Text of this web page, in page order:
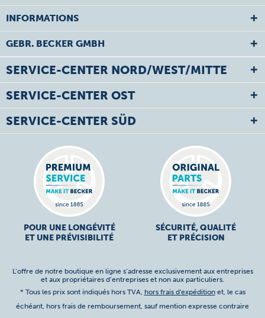
INFORMATIONS
GEBR. BECKER GMBH
SERVICE-CENTER NORD/WEST/MITTE
SERVICE-CENTER OST
SERVICE-CENTER SÜD
POUR UNE LONGÉVITÉ
ET UNE PRÉVISIBILITÉ
SÉCURITÉ, QUALITÉ
ET PRÉCISION
L’offre de notre boutique en ligne s’adresse exclusivement aux entreprises
et aux propriétaires d’entreprises et non aux particuliers.
* Tous les prix sont indiqués hors TVA, hors frais d'expéditionet, le cas
échéant, hors frais de remboursement, sauf mention expresse contraire